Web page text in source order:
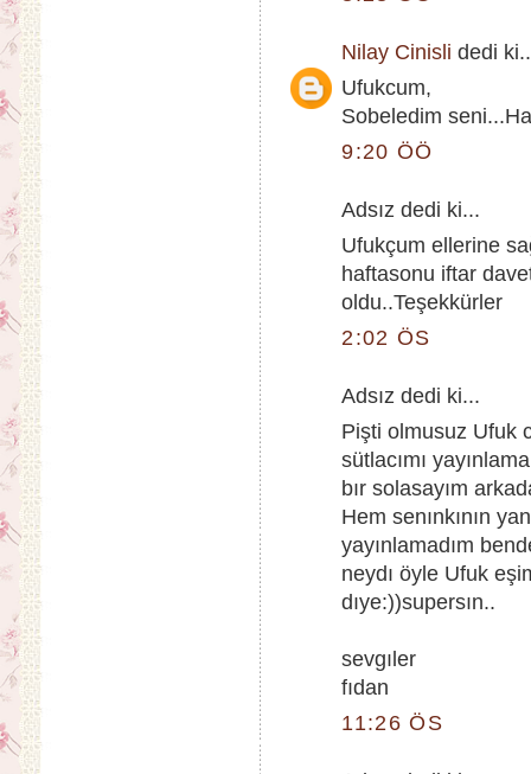
Nilay Cinisli dedi
Ufukcum,
Sobeledim
9:20 ÖÖ
Adsız dedi ki...
Ufukçum ellerine
haftasonu iftar
oldu..Teşekkürler
2:02 ÖS
Adsız dedi ki...
Pişti olmusuz Ufuk
sütlacımı
bır solasayım
Hem senınkının
yayınlamadım
neydı öyle Ufuk
dıye:))supersın..
sevgıler
fıdan
11:26 ÖS